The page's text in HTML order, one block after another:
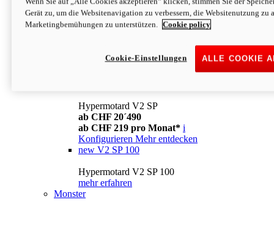
Konfigurieren Mehr entdecken
newV2
ab CHF 169 pro Monat* i
Mehr entdecken
Hypermotard V2 SP
ab CHF 20´490
ab CHF 219 pro Monat* i
Konfigurieren Mehr entdecken
new V2 SP 100
Hypermotard V2 SP 100
mehr erfahren
Monster
Gerät zu, um die Websitenavigation zu verbessern, die Websitenutzung zu
Marketingbemühungen zu unterstützen.
Cookie policy
ALLE COOKIE
Cookie-Einstellungen